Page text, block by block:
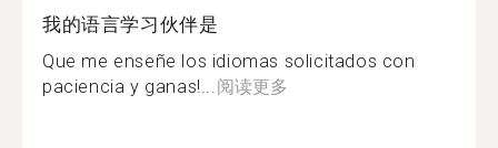
我的语言学习伙伴是
Que me enseñe los idiomas solicitados con
paciencia y ganas!...阅读更多